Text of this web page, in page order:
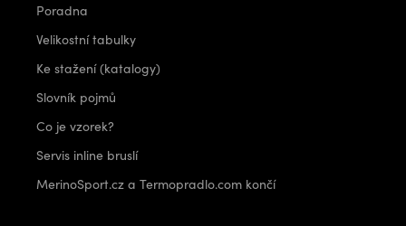
Poradna
Velikostní tabulky
Ke stažení (katalogy)
Slovník pojmů
Co je vzorek?
Servis inline bruslí
MerinoSport.cz a Termopradlo.com končí